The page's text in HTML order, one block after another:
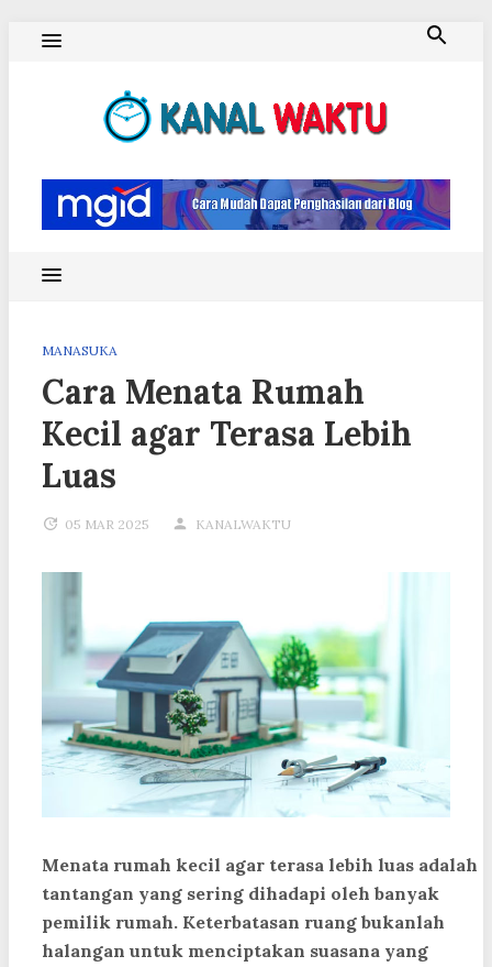
MANASUKA
Cara Menata Rumah
Kecil agar Terasa Lebih
Luas
05 MAR 2025 KANALWAKTU
Menata rumah kecil agar terasa lebih luas adalah
tantangan yang sering dihadapi oleh banyak
pemilik rumah. Keterbatasan ruang bukanlah
halangan untuk menciptakan suasana yang